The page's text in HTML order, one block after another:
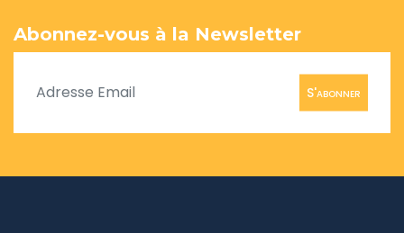
Abonnez-vous à la Newsletter
S'abonner